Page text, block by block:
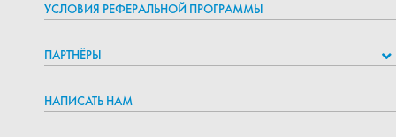
УСЛОВИЯ РЕФЕРАЛЬНОЙ ПРОГРАММЫ
ПАРТНЁРЫ
НАПИСАТЬ НАМ